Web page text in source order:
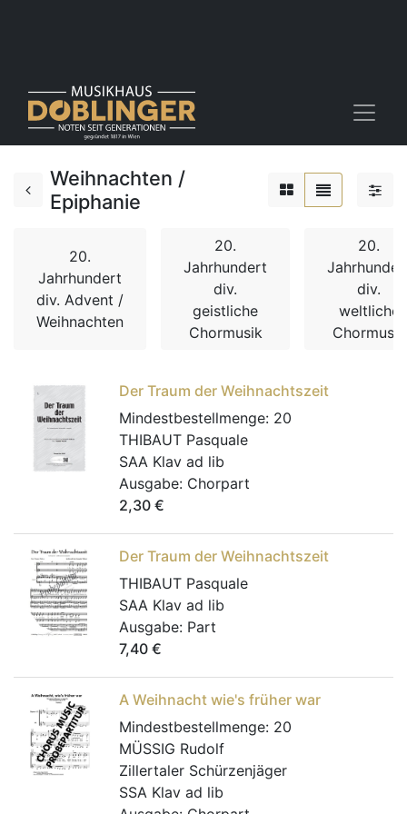
Weihnachten /
Epiphanie
20.
Jahrhundert
div. Advent /
Weihnachten
20.
Jahrhundert
div.
geistliche
Chormusik
20.
div.
weltliche
Chormusik
Der Traum der Weihnachtszeit
Mindestbestellmenge: 20
THIBAUT Pasquale
SAA Klav ad lib
Ausgabe: Chorpart
2,30 €
Der Traum der Weihnachtszeit
THIBAUT Pasquale
SAA Klav ad lib
Ausgabe: Part
7,40 €
A Weihnacht wie's früher war
Mindestbestellmenge: 20
MÜSSIG Rudolf
Zillertaler Schürzenjäger
SSA Klav ad lib